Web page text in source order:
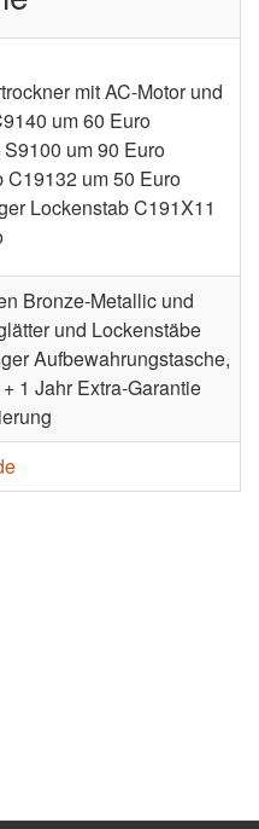
mit AC-Motor und
um 60 Euro
um 90 Euro
C19132 um 50 Euro
Lockenstab C191X11
Bronze-Metallic und
und Lockenstäbe
Aufbewahrungstasche,
1 Jahr Extra-Garantie